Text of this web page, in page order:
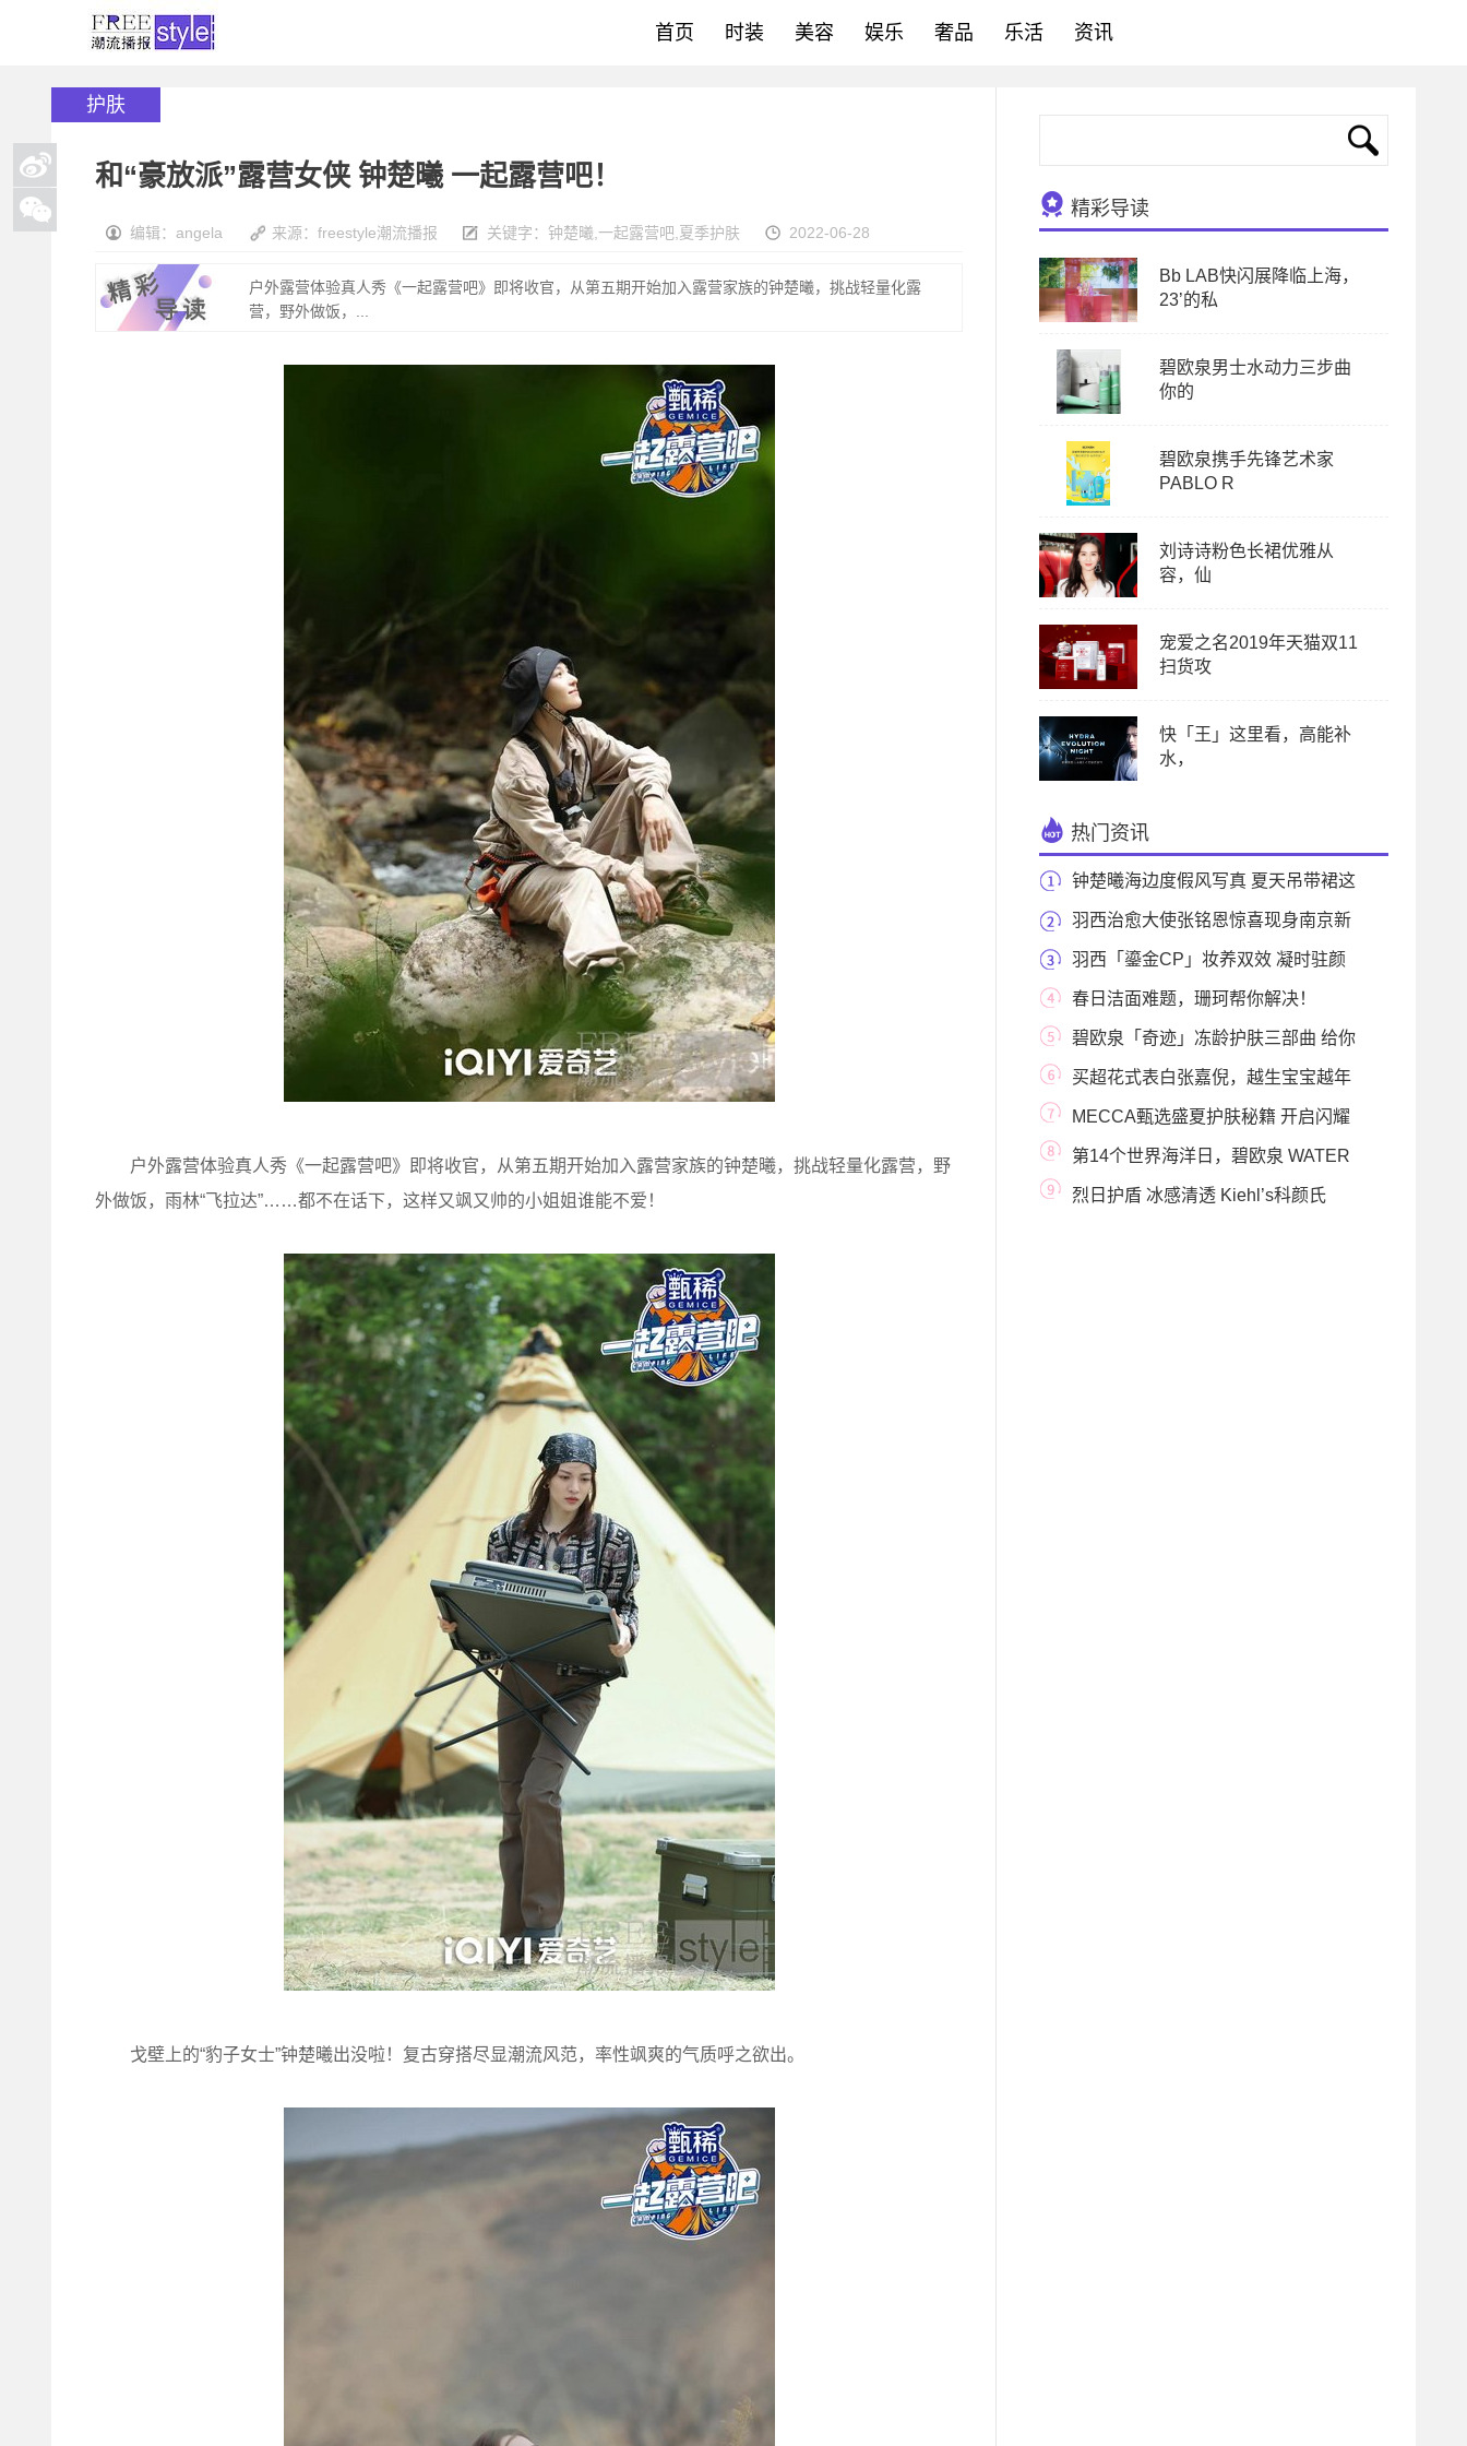
首页 时装 美容 娱乐 奢品 乐活 资讯
护肤
和“豪放派”露营女侠 钟楚曦 一起露营吧！
编辑：angela 来源：freestyle潮流播报 关键字： 钟楚曦 一起露营吧 夏季护肤 2022-06-28
户外露营体验真人秀《一起露营吧》即将收官，从第五期开始加入露营家族的钟楚曦，挑战轻量化露
营，野外做饭，...
户外露营体验真人秀《一起露营吧》即将收官，从第五期开始加入露营家族的钟楚曦，挑战轻量化露营，野
外做饭，雨林“飞拉达”……都不在话下，这样又飒又帅的小姐姐谁能不爱！
戈壁上的“豹子女士”钟楚曦出没啦！复古穿搭尽显潮流风范，率性飒爽的气质呼之欲出。
精彩导读
Bb LAB快闪展降临上海，
23’的私
碧欧泉男士水动力三步曲
你的
碧欧泉携手先锋艺术家
PABLO R
刘诗诗粉色长裙优雅从
容，仙
宠爱之名2019年天猫双11
扫货攻
快「王」这里看，高能补
水，
热门资讯
钟楚曦海边度假风写真 夏天吊带裙这
么穿才好看
羽西治愈大使张铭恩惊喜现身南京新
百 助力表白
羽西「鎏金CP」妆养双效 凝时驻颜
春日洁面难题，珊珂帮你解决！
碧欧泉「奇迹」冻龄护肤三部曲 给你
入秋第一抹
买超花式表白张嘉倪，越生宝宝越年
轻 MECCA甄选盛夏护肤秘籍 开启闪耀
时刻 尽享悠闲时
第14个世界海洋日，碧欧泉 WATER
LOVERS计划启动十
烈日护盾 冰感清透 Kiehl’s科颜氏